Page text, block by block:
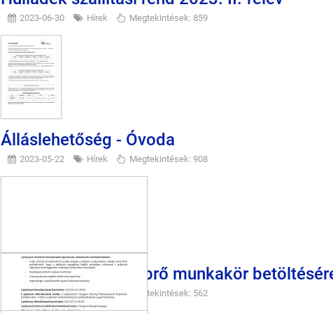
2023-06-30 Hírek Megtekintések: 859
Álláslehetőség - Óvoda
2023-05-22 Hírek Megtekintések: 908
Felhívás kéményseprő munkakör
2023-04-25 Hírek Megtekintések: 562